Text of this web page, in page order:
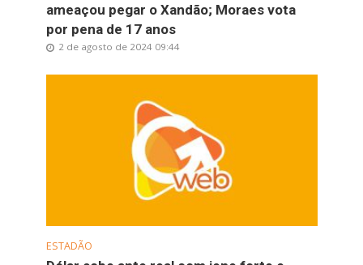
ameaçou pegar o Xandão; Moraes vota
por pena de 17 anos
2 de agosto de 2024 09:44
ESTADÃO